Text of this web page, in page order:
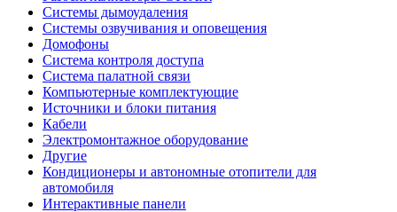
Системы дымоудаления
Системы озвучивания и оповещения
Домофоны
Система контроля доступа
Система палатной связи
Компьютерные комплектующие
Источники и блоки питания
Кабели
Электромонтажное оборудование
Другие
Кондиционеры и автономные отопители для
автомобиля
Интерактивные панели